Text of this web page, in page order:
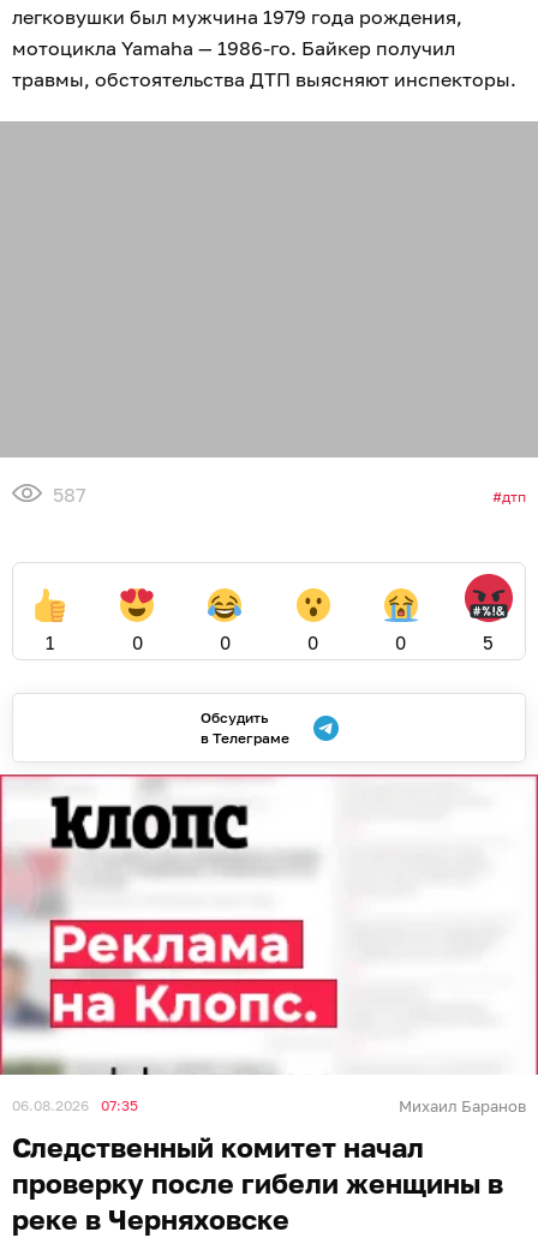
легковушки был мужчина 1979 года рождения,
мотоцикла Yamaha — 1986-го. Байкер получил
травмы, обстоятельства ДТП выясняют инспекторы.
587 дтп
1 0 0 0 0 5
Обсудить
в Телеграме
06.08.2026 07:35 Михаил Баранов
Следственный комитет начал
проверку после гибели женщины в
реке в Черняховске